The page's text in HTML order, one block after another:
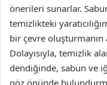
önerileri sunarlar.
temizlikteki
bir çevre
Dolayısıyla, temizlik
dendiğinde, sabun ve
göz önünde